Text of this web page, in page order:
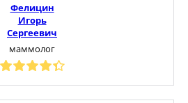
Фелицин
Игорь
Сергеевич
маммолог